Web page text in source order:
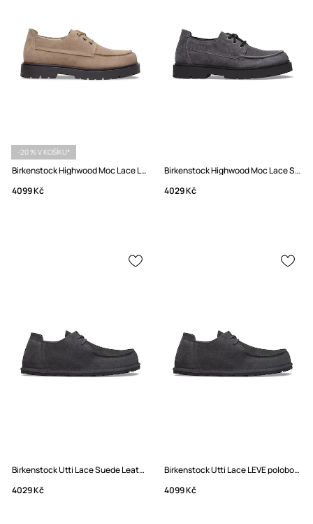
-20 % V KOŠÍKU*
Birkenstock Highwood Moc Lace Low polobotky dámské semišové
4099 Kč
Birkenstock Highwood Moc Lace Suede Leather Polobotky semišové
4029 Kč
Birkenstock Utti Lace Suede Leather Polobotky semišové
4029 Kč
Birkenstock Utti Lace LEVE polobotky dámské semišové
4099 Kč